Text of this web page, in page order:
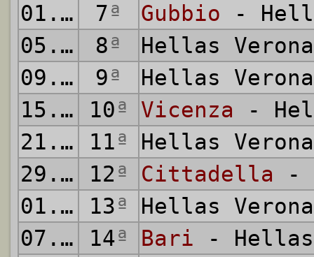
01.10.2011
7ª Gubbio -
05.10.2011
8ª
Hellas
09.10.2011
9ª
Hellas
15.10.2011
10ª Vicenza -
21.10.2011
11ª
Hellas
29.10.2011
12ª Cittadella -
01.11.2011
13ª
Hellas
07.11.2011
14ª Bari - Hellas